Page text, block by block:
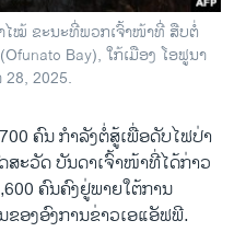
ໄໝ້ ຂະນະທີ່ພວກເຈົ້າໜ້າທີ່ ສືບຕໍ່
Bay), ໃກ້ເມືອງ ໂອຟູນາ
2025.
ຄົນ ກຳລັງຕໍ່ສູ້ເພື່ອດັບໄຟປ່າ
ະວັດ ບັນດາເຈົ້າໜ້າທີ່ໄດ້ກ່າວ
ຄົນຄົງຢູ່ພາຍໃຕ້ການ
ອງອົງການຂ່າວເອແອັຟພີ.